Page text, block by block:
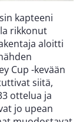
kapteeni
rikkonut
aloitti
Cup -kevään
siitä,
ottelua ja
jo upean